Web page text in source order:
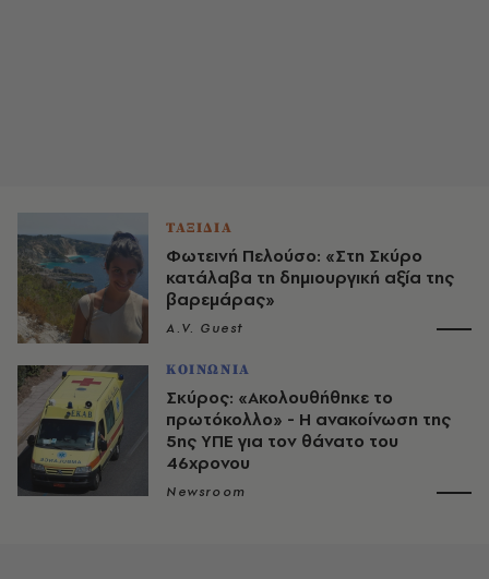
ΤΑΞΙΔΙΑ
Φωτεινή Πελούσο: «Στη Σκύρο
κατάλαβα τη δημιουργική αξία της
βαρεμάρας»
A.V. Guest
ΚΟΙΝΩΝΙΑ
Σκύρος: «Ακολουθήθηκε το
πρωτόκολλο» - Η ανακοίνωση της
5ης ΥΠΕ για τον θάνατο του
46χρονου
Newsroom